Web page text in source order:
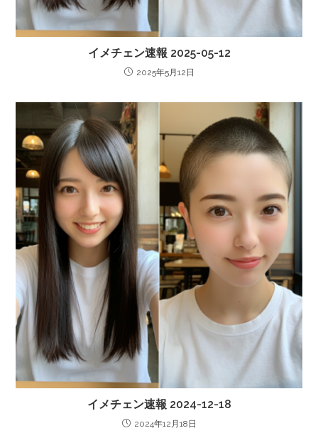
イメチェン速報 2025-05-12
2025年5月12日
イメチェン速報 2024-12-18
2024年12月18日